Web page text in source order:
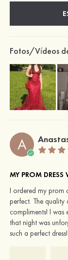
Fotos/Vídeos
A
MY PROM DRESS
I ordered my prom
perfect. The
compliments! I was
that night was
such a perfect dress!